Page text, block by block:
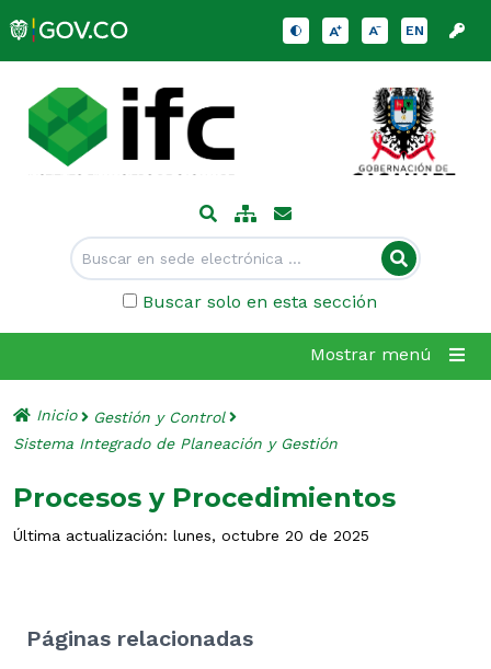
EN
Buscar solo en esta sección
Mostrar menú
Inicio
Gestión y Control
Sistema Integrado de Planeación y Gestión
Procesos y Procedimientos
Última actualización: lunes, octubre 20 de 2025
Páginas relacionadas